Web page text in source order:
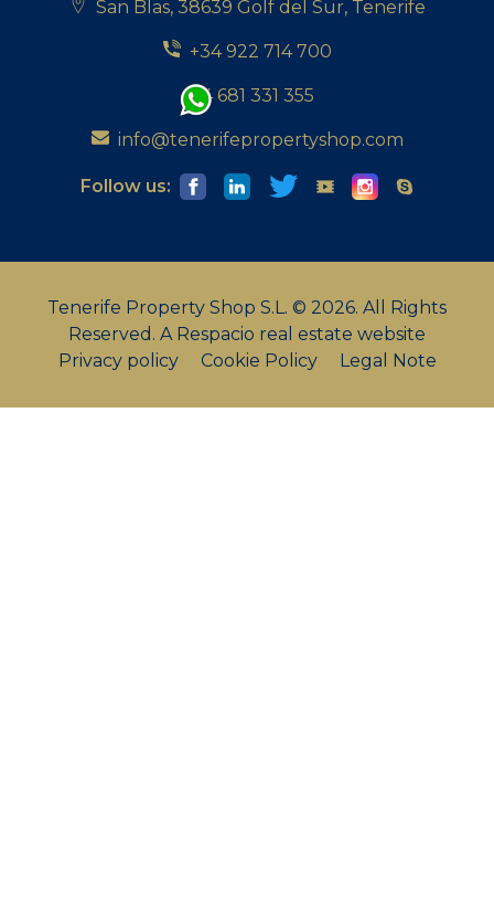
San Blas, 38639 Golf del Sur, Tenerife
+34 922 714 700
+34 681 331 355
info@tenerifepropertyshop.com
Follow us:
Tenerife Property Shop S.L. © 2026. All Rights
Reserved. A Respacio real estate website
Privacy policy
Cookie Policy Legal Note